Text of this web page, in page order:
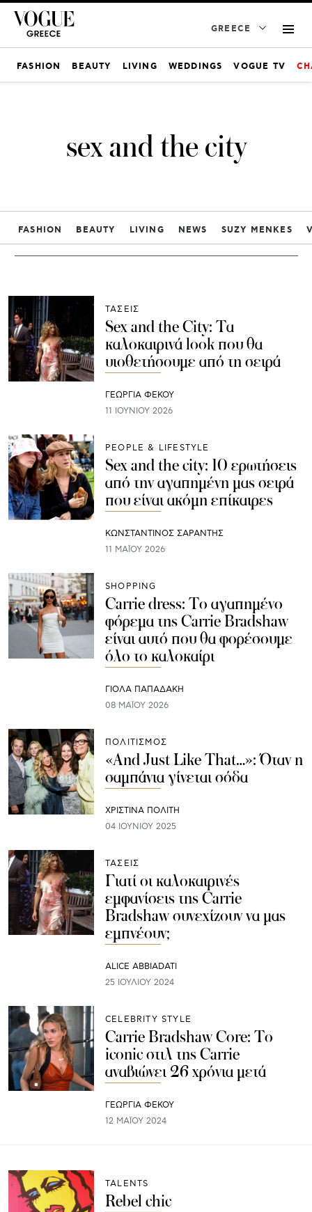
GREECE
FASHION BEAUTY LIVING WEDDINGS VOGUE TV
sex and the city
FASHION BEAUTY LIVING NEWS SUZY MENKES
ΤΑΣΕΙΣ
Sex and the City: Τα
καλοκαιρινά look που θα
υιοθετήσουμε από τη σειρά
ΓΕΩΡΓΙΑ ΦΕΚΟΥ
11 ΙΟΥΝΊΟΥ 2026
PEOPLE & LIFESTYLE
Sex and the city: 10 ερωτήσεις
από την αγαπημένη μας σειρά
που είναι ακόμη επίκαιρες
ΚΩΝΣΤΑΝΤΙΝΟΣ ΣΑΡΑΝΤΗΣ
11 ΜΑΪ́ΟΥ 2026
SHOPPING
Carrie dress: Το αγαπημένο
φόρεμα της Carrie Bradshaw
είναι αυτό που θα φορέσουμε
όλο το καλοκαίρι
ΓΙΌΛΑ ΠΑΠΑΔΆΚΗ
08 ΜΑΪ́ΟΥ 2026
ΠΟΛΙΤΙΣΜΟΣ
«And Just Like That…»: Όταν η
σαμπάνια γίνεται σόδα
ΧΡΙΣΤΙΝΑ ΠΟΛΙΤΗ
04 ΙΟΥΝΊΟΥ 2025
ΤΑΣΕΙΣ
Γιατί οι καλοκαιρινές
εμφανίσεις της Carrie
Bradshaw συνεχίζουν να μας
εμπνέουν;
ALICE ABBIADATI
25 ΙΟΥΛΊΟΥ 2024
CELEBRITY STYLE
Carrie Bradshaw Core: To
iconic στιλ της Carrie
αναβιώνει 26 χρόνια μετά
ΓΕΩΡΓΙΑ ΦΕΚΟΥ
12 ΜΑΪ́ΟΥ 2024
TALENTS
Rebel chic